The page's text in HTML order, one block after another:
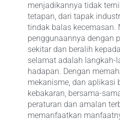
menjadikannya tidak
tetapan, dari tapak
tindak balas kecemasan.
penggunaannya dengan
sekitar dan beralih
selamat adalah langkah-
hadapan. Dengan
mekanisme, dan aplikasi
kebakaran, bersama-
peraturan dan amalan
memanfaatkan